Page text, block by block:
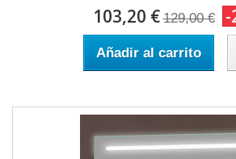
103,20 € 129,00 € -
Añadir al carrito